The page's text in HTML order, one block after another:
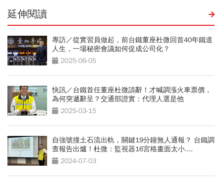
延伸閱讀
專訪／從實習員做起，前台鐵董座杜微回首40年鐵道
人生，一場秘密會議如何促成公司化？
2025-06-05
快訊／台鐵首任董座杜微請辭！才喊調漲火車票價，
為何突遞辭呈？交通部證實：代理人選是他
2025-03-15
自強號撞土石流出軌，關鍵19分鐘無人通報？ 台鐵調
查報告出爐！杜微：監視器16宮格畫面太小....
2024-07-03